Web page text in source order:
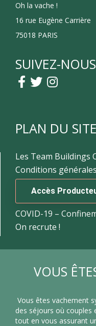
Oh la vache !
16 rue Eugène Carrière
75018 PARIS
SUIVEZ-
PLAN DU SITE
Les Team Buildings
Conditions
Accès
COVID-19 –
On recrute !
VOUS
Vous êtes vachement
des séjours où
tout en vous assurant